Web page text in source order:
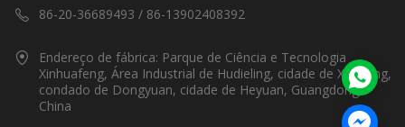
86-20-36689493 / 86-13902408392
Endereço de fábrica: Parque de Ciência e Tecnologia
Xinhuafeng, Área Industrial de Hudieling, cidade de Xiantang,
condado de Dongyuan, cidade de Heyuan, Guangdong,
China